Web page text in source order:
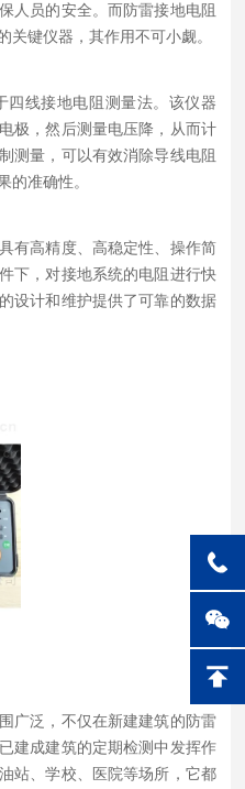
人员的安全。而防雷接地电阻
关键仪器，其作用不可小觑。
四线接地电阻测量法。该仪器
极，然后测量电压降，从而计
测量，可以有效消除导线电阻
的准确性。
高精度、高稳定性、操作简
下，对接地系统的电阻进行快
设计和维护提供了可靠的数据
泛，不仅在新建建筑的防雷
建成建筑的定期检测中发挥作
站、学校、医院等场所，它都